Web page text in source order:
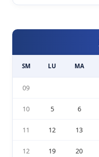
SM LU MA
09
10 5 6
11 12 13
12 19 20